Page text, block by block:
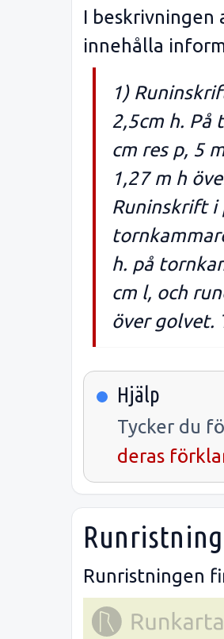
I beskrivningen
innehålla
1)
2,5cm h. På
cm res p, 5
1,27 m h
Runinskrift i
h. på
cm l, och
över golvet.
Hjälp
Tycker du
deras
Runristningen